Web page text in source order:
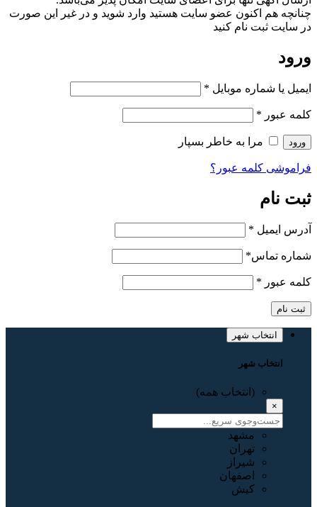
چنانچه هم‌ اکنون عضو سایت هستید وارد شوید و در غیر این صورت
در سایت ثبت نام کنید
ورود
ایمیل یا شماره موبایل *
کلمه عبور *
ورود مرا به خاطر بسپار
فراموشی کلمه عبور؟
ثبت نام
آدرس ایمیل *
شماره تماس*
کلمه عبور *
ثبت نام
انتخاب شهر
انتخاب شهر
(انتخاب همه)
×
مشهد
تهران
شیراز
اصفهان
کیش